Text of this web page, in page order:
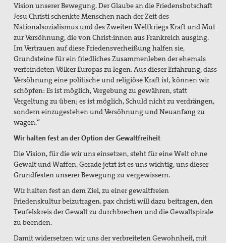
Vision unserer Bewegung. Der Glaube an die Friedensbotschaft
Jesu Christi schenkte Menschen nach der Zeit des
Nationalsozialismus und des Zweiten Weltkriegs Kraft und Mut
zur Versöhnung, die von Christ:innen aus Frankreich ausging.
Im Vertrauen auf diese Friedensverheißung halfen sie,
Grundsteine für ein friedliches Zusammenleben der ehemals
verfeindeten Völker Europas zu legen. Aus dieser Erfahrung, dass
Versöhnung eine politische und religiöse Kraft ist, können wir
schöpfen: Es ist möglich, Vergebung zu gewähren, statt
Vergeltung zu üben; es ist möglich, Schuld nicht zu verdrängen,
sondern einzugestehen und Versöhnung und Neuanfang zu
wagen.“
Wir halten fest an der Option der Gewaltfreiheit
Die Vision, für die wir uns einsetzen, steht für eine Welt ohne
Gewalt und Waffen. Gerade jetzt ist es uns wichtig, uns dieser
Grundfesten unserer Bewegung zu vergewissern.
Wir halten fest an dem Ziel, zu einer gewaltfreien
Friedenskultur beizutragen. pax christi will dazu beitragen, den
Teufelskreis der Gewalt zu durchbrechen und die Gewaltspirale
zu beenden.
Damit widersetzen wir uns der verbreiteten Gewohnheit, mit